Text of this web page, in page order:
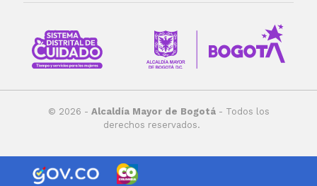
© 2026 - Alcaldía Mayor de Bogotá- Todos los
derechos reservados.